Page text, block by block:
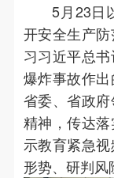
5月23日
开安全生产
习习近平总
爆炸事故作
省委、省政
精神，传达
示教育紧急
形势、研判风